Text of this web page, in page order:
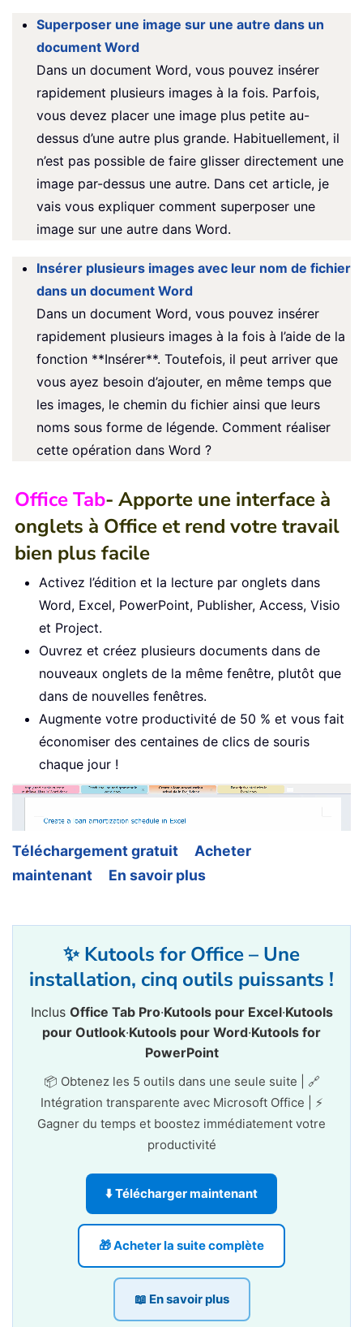
Superposer une image sur une autre dans un
document Word
Dans un document Word, vous pouvez insérer
rapidement plusieurs images à la fois. Parfois,
vous devez placer une image plus petite au-
dessus d’une autre plus grande. Habituellement, il
n’est pas possible de faire glisser directement une
image par-dessus une autre. Dans cet article, je
vais vous expliquer comment superposer une
image sur une autre dans Word.
Insérer plusieurs images avec leur nom de fichier
dans un document Word
Dans un document Word, vous pouvez insérer
rapidement plusieurs images à la fois à l’aide de la
fonction **Insérer**. Toutefois, il peut arriver que
vous ayez besoin d’ajouter, en même temps que
les images, le chemin du fichier ainsi que leurs
noms sous forme de légende. Comment réaliser
cette opération dans Word ?
Office Tab- Apporte une interface à
onglets à Office et rend votre travail
bien plus facile
Activez l’édition et la lecture par onglets dans
Word, Excel, PowerPoint, Publisher, Access, Visio
et Project.
Ouvrez et créez plusieurs documents dans de
nouveaux onglets de la même fenêtre, plutôt que
dans de nouvelles fenêtres.
Augmente votre productivité de 50 % et vous fait
économiser des centaines de clics de souris
chaque jour !
Téléchargement gratuit
Acheter
maintenant
En savoir plus
✨ Kutools for Office – Une
installation, cinq outils puissants !
Inclus Office Tab Pro·Kutools pour Excel·Kutools
pour Outlook·Kutools pour Word·Kutools for
PowerPoint
📦 Obtenez les 5 outils dans une seule suite | 🔗
Intégration transparente avec Microsoft Office | ⚡
Gagner du temps et boostez immédiatement votre
productivité
⬇️ Télécharger maintenant
🎁 Acheter la suite complète
📖 En savoir plus